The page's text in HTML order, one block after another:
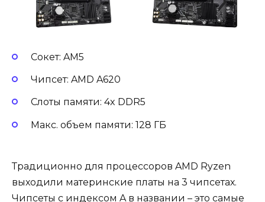
Сокет: AM5
Чипсет: AMD A620
Слоты памяти: 4x DDR5
Макс. объем памяти: 128 ГБ
Традиционно для процессоров AMD Ryzen
выходили материнские платы на 3 чипсетах.
Чипсеты с индексом A в названии – это самые